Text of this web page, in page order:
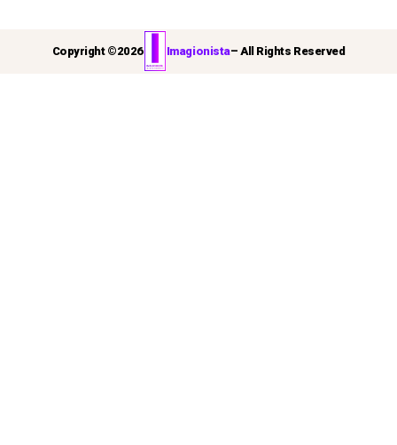
Copyright ©2026 Imagionista– All Rights Reserved